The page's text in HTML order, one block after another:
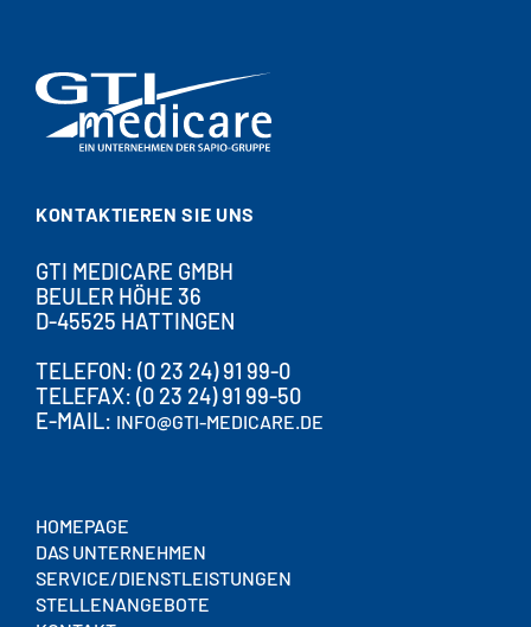
KONTAKTIEREN SIE UNS
GTI MEDICARE GMBH
BEULER HÖHE 36
D-45525 HATTINGEN
TELEFON: (0 23 24) 91 99-0
TELEFAX: (0 23 24) 91 99-50
E-MAIL: INFO@GTI-MEDICARE.DE
HOMEPAGE
DAS UNTERNEHMEN
SERVICE/DIENSTLEISTUNGEN
STELLENANGEBOTE